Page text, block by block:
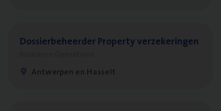
Dos­sier­be­heer­der Pro­per­ty verzekeringen
Antwerpen en Hasselt